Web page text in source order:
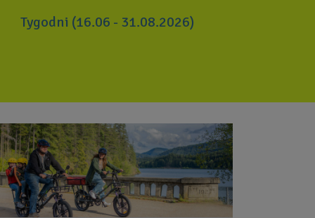
Tygodni (16.06 - 31.08.2026)